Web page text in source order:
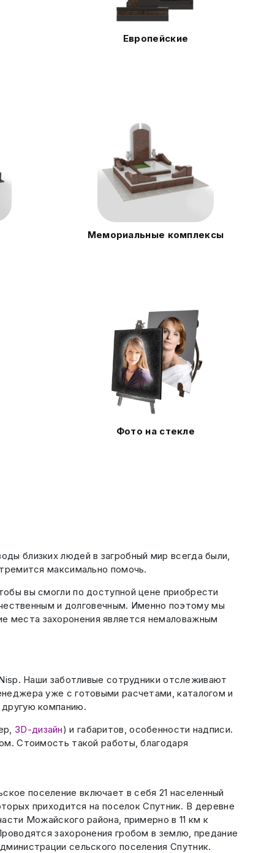
Европейские
Мемориальные комплексы
Фото на стекле
близких людей в загробный мир всегда были,
максимально помочь.
вы смогли по доступной цене приобрести
и долговечным. Именно поэтому мы
места захоронения является немаловажным
Наши заботливые сотрудники отслеживают
уже с готовыми расчетами, каталогом и
другую компанию.
3D-дизайн) и габаритов, особенности надписи.
Стоимость такой работы, благодаря
поселение включает в себя 21 населенный
приходится на поселок Спутник. В деревне
Можайского района, примерно в 11 км к
захоронения гробом в землю, предание
сельского поселения Спутник.